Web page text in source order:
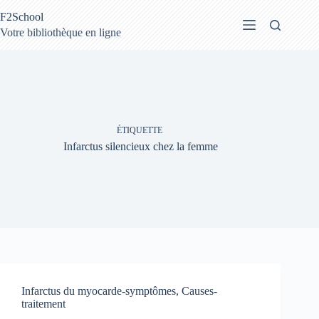
au
contenu
F2School
Votre bibliothèque en ligne
ÉTIQUETTE
Infarctus silencieux chez la femme
Infarctus du myocarde-symptômes, Causes-
traitement